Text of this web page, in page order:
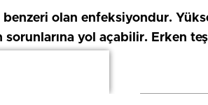
olan enfeksiyondur.
yol açabilir. Erken